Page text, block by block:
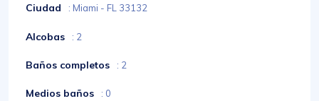
Ciudad : Miami - FL 33132
Alcobas : 2
Baños completos : 2
Medios baños : 0